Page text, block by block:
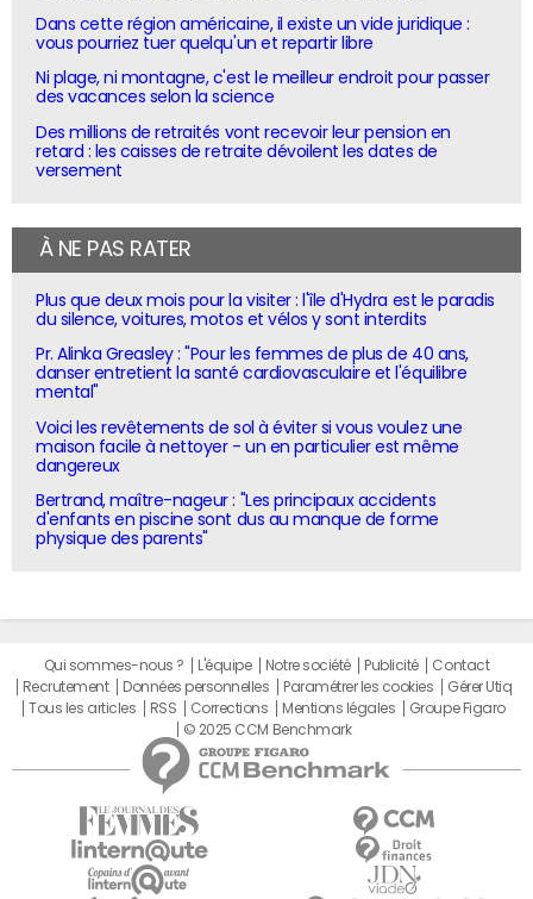
Dans cette région américaine, il existe un vide juridique :
vous pourriez tuer quelqu'un et repartir libre
Ni plage, ni montagne, c'est le meilleur endroit pour passer
des vacances selon la science
Des millions de retraités vont recevoir leur pension en
retard : les caisses de retraite dévoilent les dates de
versement
À NE PAS RATER
Plus que deux mois pour la visiter : l'île d'Hydra est le paradis
du silence, voitures, motos et vélos y sont interdits
Pr. Alinka Greasley : "Pour les femmes de plus de 40 ans,
danser entretient la santé cardiovasculaire et l'équilibre
mental"
Voici les revêtements de sol à éviter si vous voulez une
maison facile à nettoyer - un en particulier est même
dangereux
Bertrand, maître-nageur : "Les principaux accidents
d'enfants en piscine sont dus au manque de forme
physique des parents"
Qui sommes-nous ? L'équipe Notre société Publicité
Contact
Recrutement
Données personnelles Paramétrer les cookies
Gérer Utiq
Tous les articles
RSS Corrections Mentions légales
Groupe Figaro
© 2025 CCM Benchmark